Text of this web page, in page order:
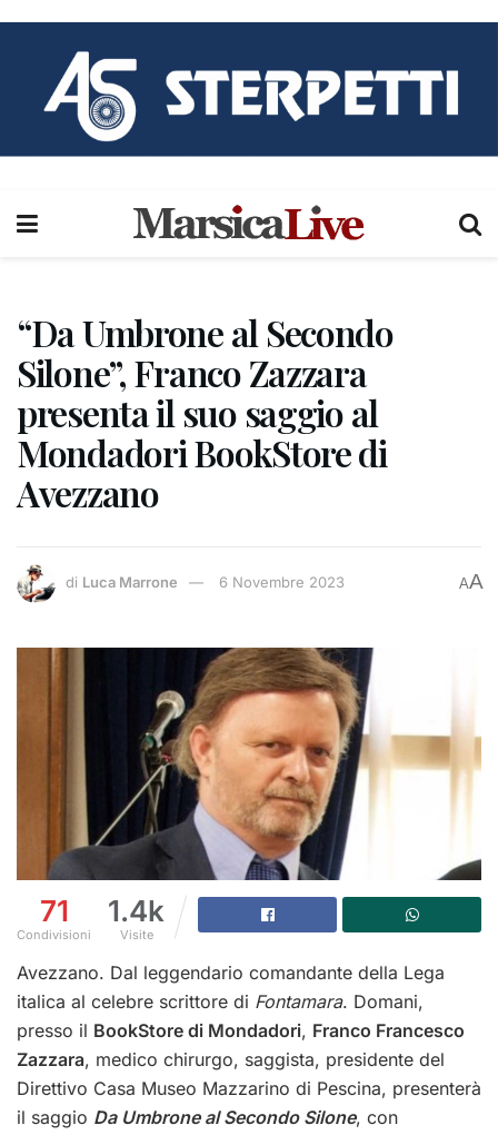
“Da Umbrone al Secondo
Silone”, Franco Zazzara
presenta il suo saggio al
Mondadori BookStore di
Avezzano
di Luca Marrone 6 Novembre 2023 AA
71
Condivisioni
1.4k
Visite
Avezzano. Dal leggendario comandante della Lega
italica al celebre scrittore di Fontamara. Domani,
presso il BookStore di Mondadori, Franco Francesco
Zazzara, medico chirurgo, saggista, presidente del
Direttivo Casa Museo Mazzarino di Pescina, presenterà
il saggio Da Umbrone al Secondo Silone, con